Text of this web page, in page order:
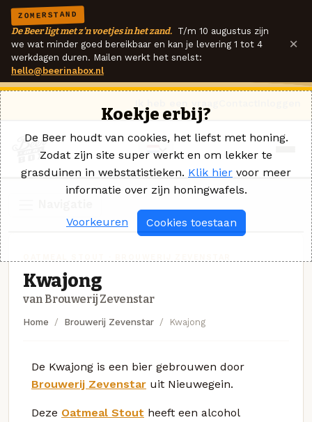
ZOMERSTAND
De Beer ligt met z'n voetjes in het zand. T/m 10 augustus zijn
we wat minder goed bereikbaar en kan je levering 1 tot 4
werkdagen duren. Mailen werkt het snelst:
hello@beerinabox.nl
×
Kwajong
van Brouwerij Zevenstar
Home Brouwerij Zevenstar Kwajong
De Kwajong is een bier gebrouwen door
Brouwerij Zevenstar uit Nieuwegein.
Deze Oatmeal Stout heeft een alcohol
Koekje erbij?
De Beer houdt van cookies, het liefst met honing.
Zodat zijn site super werkt en om lekker te
grasduinen in webstatistieken. Klik hier voor meer
informatie over zijn honingwafels.
Voorkeuren Cookies toestaan